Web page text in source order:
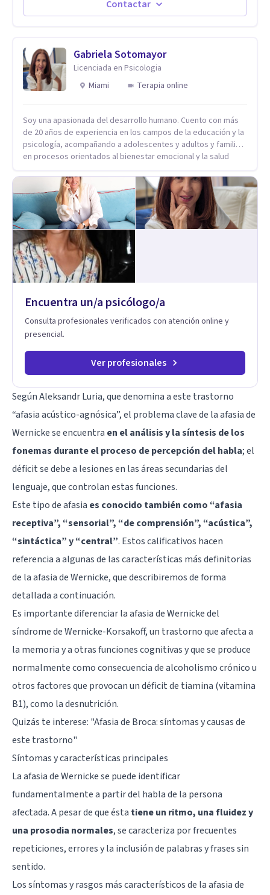
paralelamente a los padres y brindándoles un espacio de
seguridad. Hago terapia de pareja y adultos con método
Contactar
Gabriela Sotomayor
Licenciada en Psicologia
Miami
Terapia online
Soy una apasionada del desarrollo humano. Cuento con más
de 20 años de experiencia en los campos de la educación y la
psicología, acompañando a adolescentes y adultos y familias
en procesos orientados al bienestar emocional y la salud
las personas accedan a una vida más digna, plena y con
sentido. Considero que esto es posible cuando
desarrollamos una mayor conciencia de nuestro mundo
interior y de la manera en que nuestras experiencias influyen
en nuestra forma de sentir, pensar y relacionarnos. Mi misión
es ofrecer un espacio de acompañamiento en salud mental
basado en la comprensión, la compasión y el respeto por el
ritmo de cada persona. Integro conocimientos y herramientas
de la psicología con un enfoque informado en trauma para
fortalecer sus recursos personales, desarrollar nuevas
resiliencia y bienestar. Creo profundamente en la
autoconciencia como un camino fundamental para la
transformación personal y para construir una vida más
auténtica y significativa.
Encuentra un/a psicólogo/a
Consulta profesionales verificados con atención online y
presencial.
Ver profesionales
Según Aleksandr Luria, que denomina a este trastorno
“afasia acústico-agnósica”, el problema clave de la afasia de
Wernicke se encuentra en el análisis y la síntesis de los
fonemas durante el proceso de percepción del habla; el
déficit se debe a lesiones en las áreas secundarias del
lenguaje, que controlan estas funciones.
Este tipo de afasia es conocido también como “afasia
receptiva”, “sensorial”, “de comprensión”, “acústica”,
“sintáctica” y “central”. Estos calificativos hacen
referencia a algunas de las características más definitorias
de la afasia de Wernicke, que describiremos de forma
detallada a continuación.
Es importante diferenciar la afasia de Wernicke del
síndrome de Wernicke-Korsakoff, un trastorno que afecta a
la memoria y a otras funciones cognitivas y que se produce
normalmente como consecuencia de alcoholismo crónico u
otros factores que provocan un déficit de tiamina (vitamina
B1), como la desnutrición.
Quizás te interese: "Afasia de Broca: síntomas y causas de
este trastorno"
Síntomas y características principales
La afasia de Wernicke se puede identificar
fundamentalmente a partir del habla de la persona
afectada. A pesar de que ésta tiene un ritmo, una fluidez y
una prosodia normales, se caracteriza por frecuentes
repeticiones, errores y la inclusión de palabras y frases sin
sentido.
Los síntomas y rasgos más característicos de la afasia de